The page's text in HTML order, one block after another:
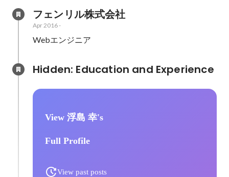
フェンリル株式会社
Apr 2016-
Webエンジニア
View 浮島 幸's
Full Profile
View past posts